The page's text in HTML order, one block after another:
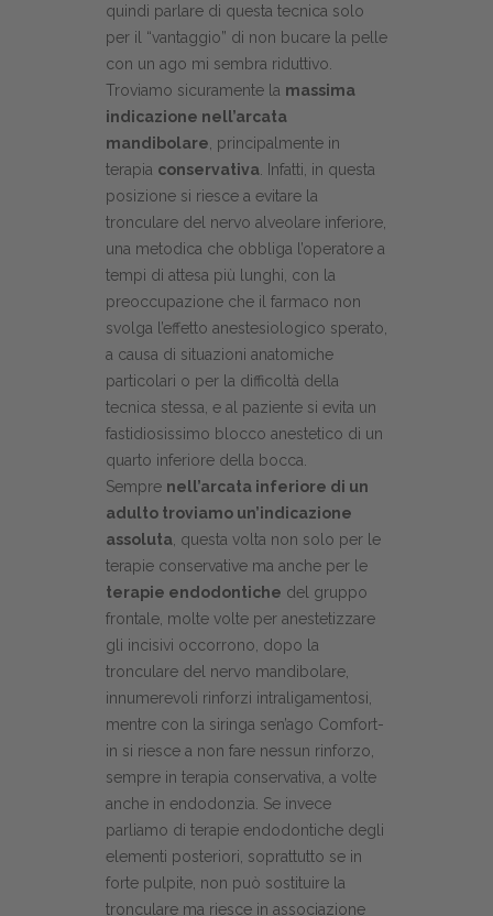
quindi parlare di questa tecnica solo
per il “vantaggio” di non bucare la pelle
con un ago mi sembra riduttivo.
Troviamo sicuramente la massima
indicazione nell’arcata
mandibolare , principalmente in
terapia conservativa. Infatti, in questa
posizione si riesce a evitare la
tronculare del nervo alveolare inferiore,
una metodica che obbliga l’operatore a
tempi di attesa più lunghi, con la
preoccupazione che il farmaco non
svolga l’effetto anestesiologico sperato,
a causa di situazioni anatomiche
particolari o per la difficoltà della
tecnica stessa, e al paziente si evita un
fastidiosissimo blocco anestetico di un
quarto inferiore della bocca.
Sempre nell’arcata inferiore di un
adulto troviamo un’indicazione
assoluta, questa volta non solo per le
terapie conservative ma anche per le
terapie endodontiche del gruppo
frontale, molte volte per anestetizzare
gli incisivi occorrono, dopo la
tronculare del nervo mandibolare,
innumerevoli rinforzi intraligamentosi,
mentre con la siringa sen’ago Comfort-
in si riesce a non fare nessun rinforzo,
sempre in terapia conservativa, a volte
anche in endodonzia. Se invece
parliamo di terapie endodontiche degli
elementi posteriori, soprattutto se in
forte pulpite, non può sostituire la
tronculare ma riesce in associazione